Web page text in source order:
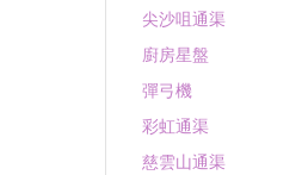
尖沙咀通渠
廚房星盤
彈弓機
彩虹通渠
慈雲山通渠